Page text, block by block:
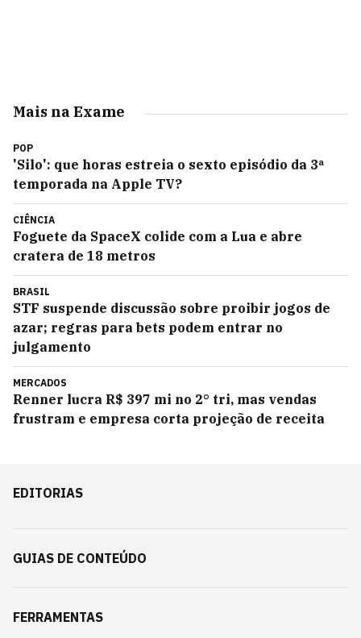
Mais na Exame
POP
'Silo': que horas estreia o sexto episódio da 3ª
temporada na Apple TV?
CIÊNCIA
Foguete da SpaceX colide com a Lua e abre
cratera de 18 metros
BRASIL
STF suspende discussão sobre proibir jogos de
azar; regras para bets podem entrar no
julgamento
MERCADOS
Renner lucra R$ 397 mi no 2° tri, mas vendas
frustram e empresa corta projeção de receita
EDITORIAS
GUIAS DE CONTEÚDO
FERRAMENTAS